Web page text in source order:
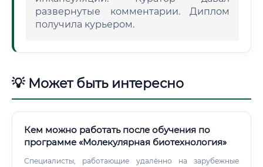
развернутые комментарии. Диплом
получила курьером.
💡 Может быть интересно
Кем можно работать после обучения по
программе «Молекулярная биотехнология»
Специалисты, работающие удалённо на зарубежные